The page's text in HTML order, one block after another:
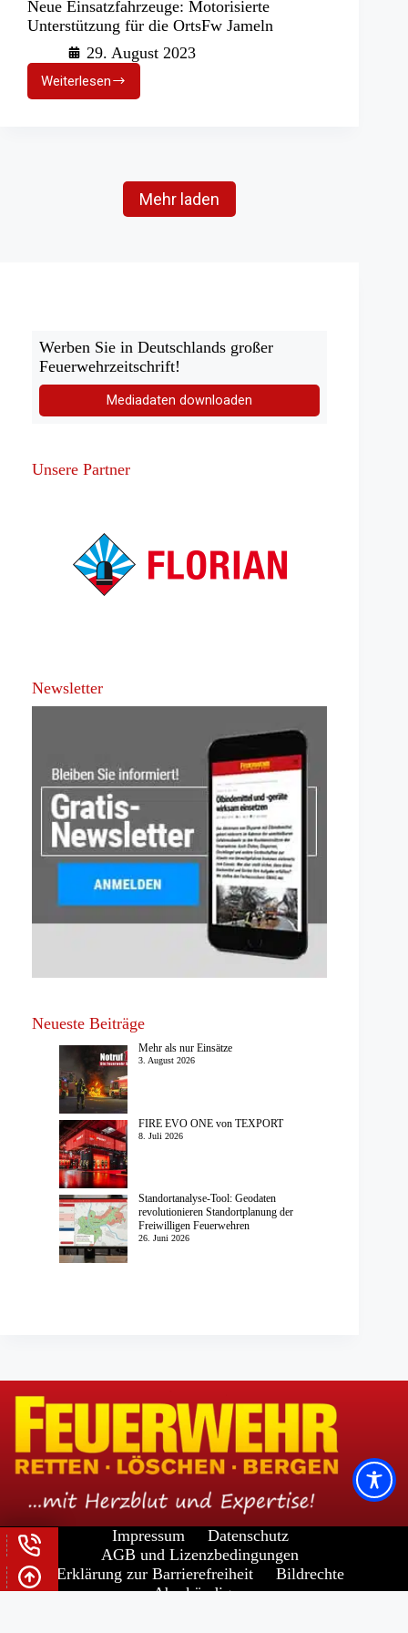
Neue Einsatzfahrzeuge: Motorisierte
Unterstützung für die OrtsFw Jameln
29. August 2023
Weiterlesen
Neue
Einsatzfahrzeuge:
OrtsFw
Mehr laden
Werben Sie in Deutschlands großer
Feuerwehrzeitschrift!
Mediadaten downloaden
Unsere Partner
Newsletter
Neueste Beiträge
Mehr als nur Einsätze
3. August 2026
FIRE EVO ONE von TEXPORT
8. Juli 2026
Standortanalyse-Tool: Geodaten
revolutionieren Standortplanung der
Freiwilligen Feuerwehren
26. Juni 2026
Impressum
Datenschutz
AGB und Lizenzbedingungen
Erklärung zur Barrierefreiheit
Bildrechte
Abo kündigen